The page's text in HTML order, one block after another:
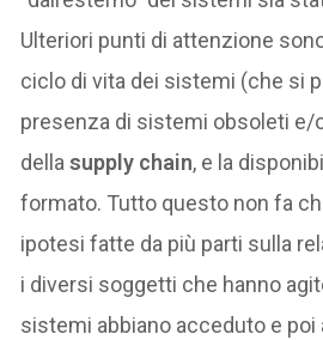
Ulteriori punti di attenzione
ciclo di vita dei sistemi (che si
presenza di sistemi obsoleti e/
dellasupply chain, e la
formato. Tutto questo non fa
ipotesi fatte da più parti sulla
i diversi soggetti che hanno
sistemi abbiano acceduto e